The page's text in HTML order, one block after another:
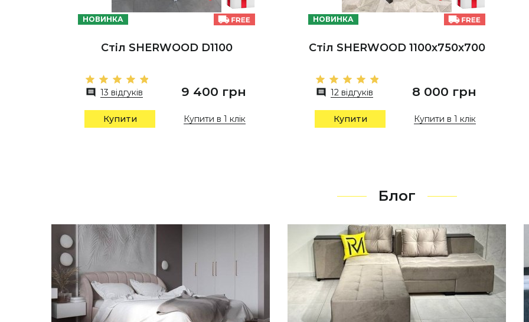
НОВИНКА
Стіл SHERWOOD D1100
13 відгуків 9 400 грн
Купити Купити в 1 клік
НОВИНКА
Стіл SHERWOOD 1100х750х700
12 відгуків 8 000 грн
Купити Купити в 1 клік
Блог